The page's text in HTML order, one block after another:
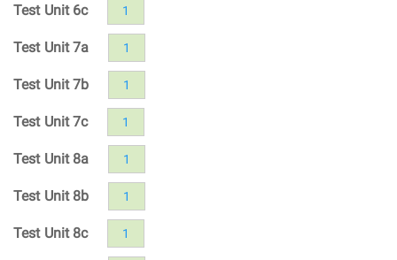
Test Unit 6c 1
Test Unit 7a 1
Test Unit 7b 1
Test Unit 7c 1
Test Unit 8a 1
Test Unit 8b 1
Test Unit 8c 1